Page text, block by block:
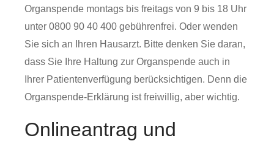
Organspende montags bis freitags von 9 bis 18 Uhr
unter 0800 90 40 400 gebührenfrei. Oder wenden
Sie sich an Ihren Hausarzt. Bitte denken Sie daran,
dass Sie Ihre Haltung zur Organspende auch in
Ihrer Patientenverfügung berücksichtigen. Denn die
Organspende-Erklärung ist freiwillig, aber wichtig.
Onlineantrag und